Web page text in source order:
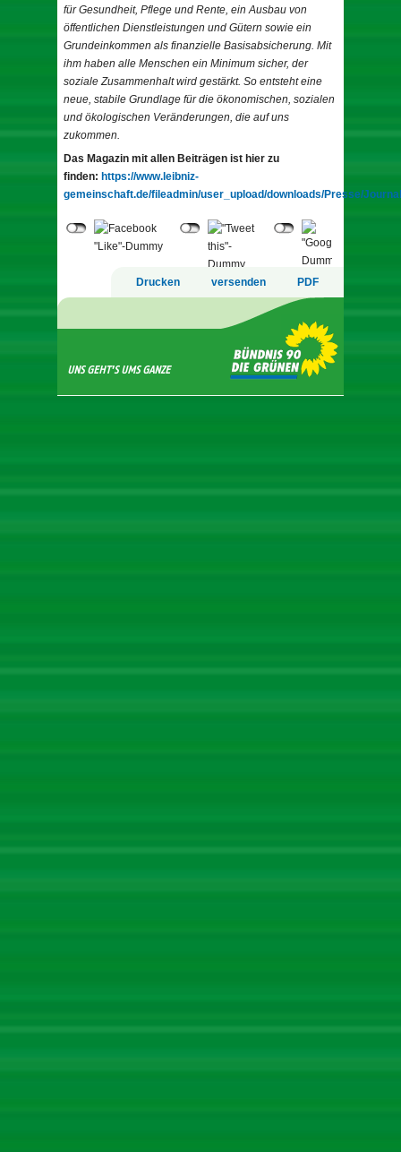
für Gesundheit, Pflege und Rente, ein Ausbau von
öffentlichen Dienstleistungen und Gütern sowie ein
Grundeinkommen als finanzielle Basisabsicherung. Mit
ihm haben alle Menschen ein Minimum sicher, der
soziale Zusammenhalt wird gestärkt. So entsteht eine
neue, stabile Grundlage für die ökonomischen, sozialen
und ökologischen Veränderungen, die auf uns
zukommen.
Das Magazin mit allen Beiträgen ist hier zu
finden: https://www.leibniz-
gemeinschaft.de/fileadmin/user_upload/downloads/Presse/
Drucken versenden PDF
UNS GEHT'S UMS GANZE